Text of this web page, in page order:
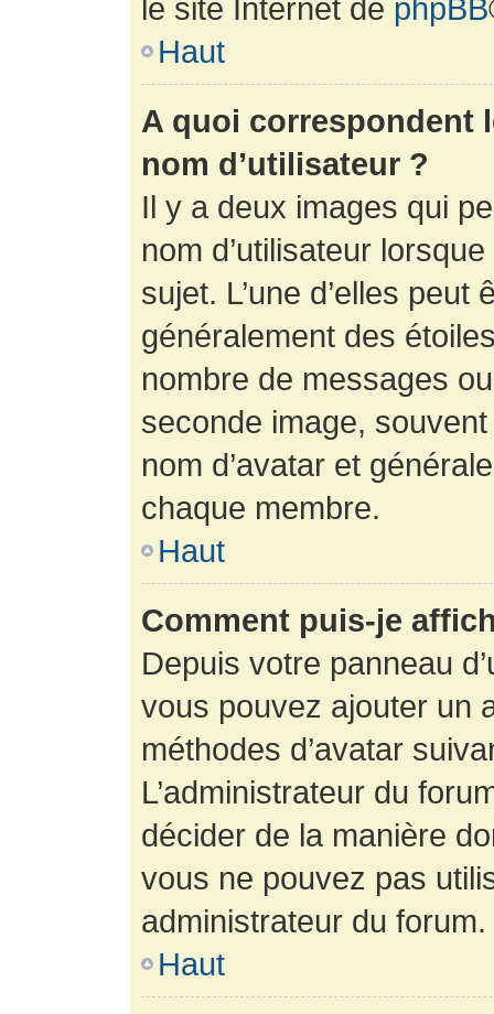
le site Internet de phpBB
Haut
A quoi correspondent
nom d’utilisateur ?
Il y a deux images qui
nom d’utilisateur
sujet. L’une d’elles
généralement des
nombre de messages
seconde image,
nom d’avatar et
chaque membre.
Haut
Comment puis-je
Depuis votre panneau
vous pouvez ajouter un
méthodes d’avatar
L’administrateur du
décider de la manière
vous ne pouvez pas
administrateur du forum.
Haut